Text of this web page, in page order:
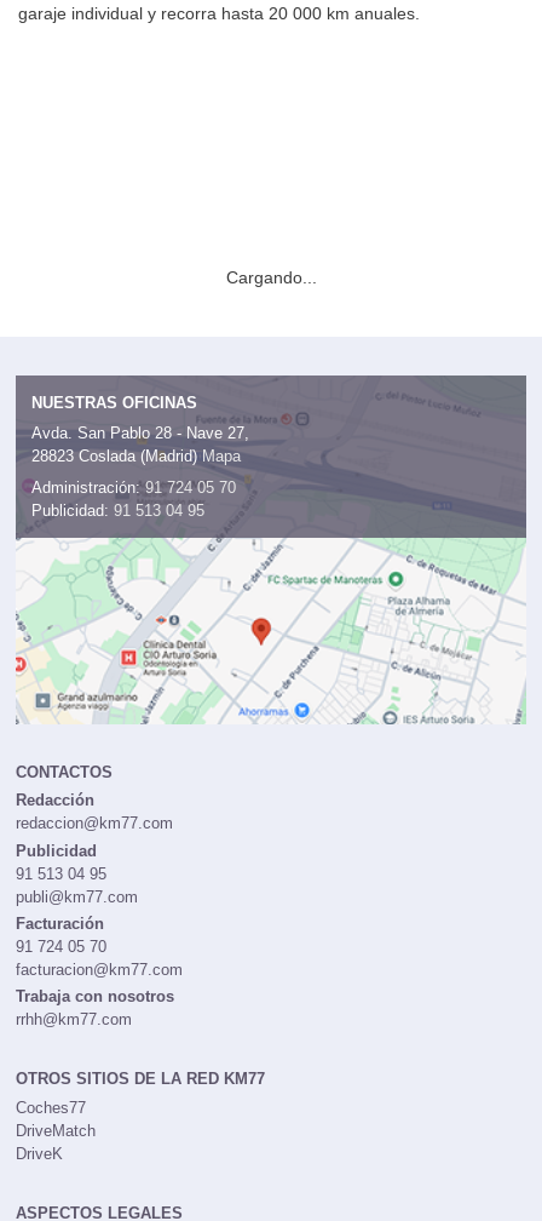
garaje individual y recorra hasta 20 000 km anuales.
Cargando...
NUESTRAS OFICINAS
Avda. San Pablo 28 - Nave 27,
28823 Coslada (Madrid) Mapa
Administración: 91 724 05 70
Publicidad: 91 513 04 95
CONTACTOS
Redacción
redaccion@km77.com
Publicidad
91 513 04 95
publi@km77.com
Facturación
91 724 05 70
facturacion@km77.com
Trabaja con nosotros
rrhh@km77.com
OTROS SITIOS DE LA RED KM77
Coches77
DriveMatch
DriveK
ASPECTOS LEGALES